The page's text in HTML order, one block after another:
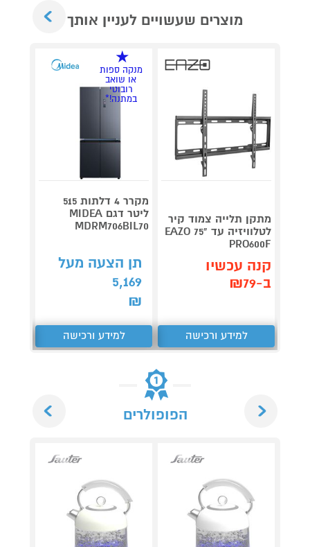
מוצרים שעשויים לעניין אותך
מתקן תלייה צמוד קיר
לטלוויזיה עד "75 EAZO
PRO600F
קנה עכשיו
ב-₪79
למידע ורכישה
מנקה ספות
או שואב
רובוטי
במתנה!*
מקרר 4 דלתות 515
ליטר דגם MIDEA
MDRM706BIL70
תן הצעה מעל
5,169
₪
למידע ורכישה
הפופולרים